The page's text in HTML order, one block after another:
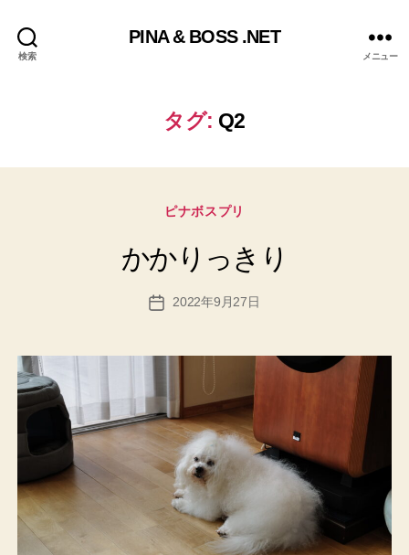
検索
PINA & BOSS .NET
メニュー
タグ: Q2
カ
リ
ピナボスプリ
かかりっきり
投 2022年9月27日